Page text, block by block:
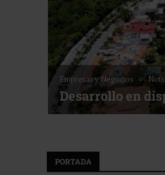
Noticias
Bottega, un viaje
PORTADA